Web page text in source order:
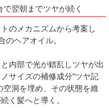
で翌朝までツヤが続く
のメカニズムから考案し
のヘアオイル。
内部で光が錯乱しツヤが出
サイズの補修成分“ツヤ記
空洞を埋め、その状態を維
く髪へと導く。